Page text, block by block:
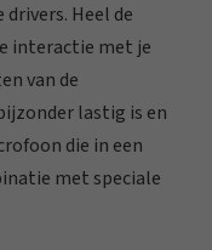
Heel de
interactie met je
van de
lastig is en
die in een
met speciale